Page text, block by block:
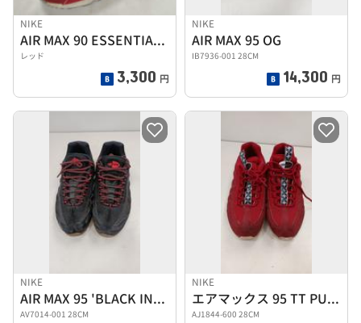
NIKE
AIR MAX 90 ESSENTIAL ナイキ
レッド
3,300 円
NIKE
AIR MAX 95 OG
IB7936-001 28CM
14,300 円
NIKE
AIR MAX 95 'BLACK INFRARED'
AV7014-001 28CM
NIKE
エアマックス 95 TT PULL TAB 'GYM RED
AJ1844-600 28CM